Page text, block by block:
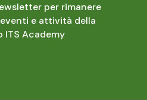
per rimanere
e attività della
ITS Academy